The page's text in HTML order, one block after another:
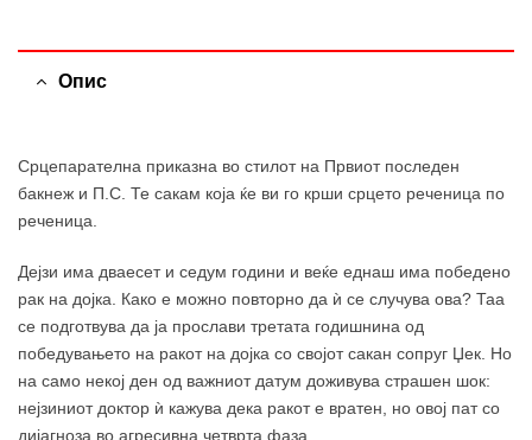
Опис
Срцепарателна приказна во стилот на Првиот последен
бакнеж и П.С. Те сакам која ќе ви го крши срцето реченица по
реченица.
Дејзи има дваесет и седум години и веќе еднаш има победено
рак на дојка. Како е можно повторно да ѝ се случува ова? Таа
се подготвува да ја прослави третата годишнина од
победувањето на ракот на дојка со својот сакан сопруг Џек. Но
на само некој ден од важниот датум доживува страшен шок:
нејзиниот доктор ѝ кажува дека ракот е вратен, но овој пат со
дијагноза во агресивна четврта фаза.